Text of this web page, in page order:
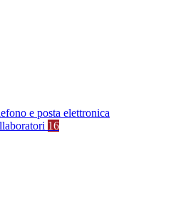
e posta elettronica
16